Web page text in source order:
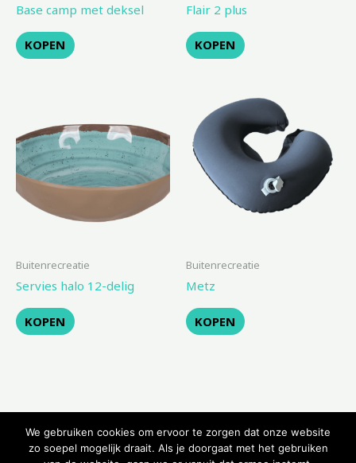
Base camp met deksel
KOPEN
Flair 2 plus
KOPEN
Buitenrecreatie
Servies halo 12-delig
KOPEN
Buitenrecreatie
Metz
KOPEN
We gebruiken cookies om ervoor te zorgen dat onze website
zo soepel mogelijk draait. Als je doorgaat met het gebruiken